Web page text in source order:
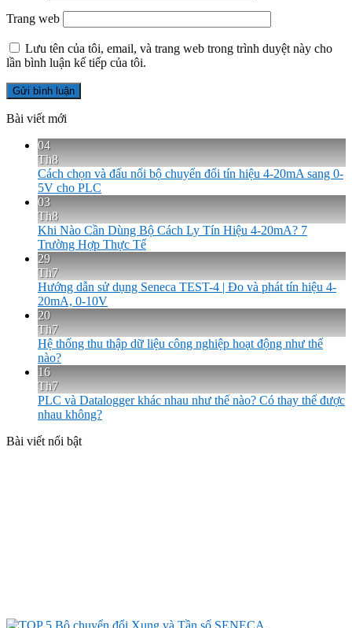
Trang web
Lưu tên của tôi, email, và trang web trong trình duyệt này cho
lần bình luận kế tiếp của tôi.
Bài viết mới
04
Th8
Cách chọn và đấu nối bộ chuyển đổi tín hiệu 4-20mA sang 0-
5V cho PLC
03
Th8
Khi Nào Cần Dùng Bộ Cách Ly Tín Hiệu 4-20mA? 7
Trường Hợp Thực Tế
29
Th7
Hướng dẫn sử dụng Seneca TEST-4 | Đo và phát tín hiệu 4-
20mA, 0-10V
20
Th7
Hệ thống thu thập dữ liệu công nghiệp hoạt động như thế
nào?
16
Th7
PLC và Datalogger khác nhau như thế nào? Có thay thế được
nhau không?
Bài viết nổi bật